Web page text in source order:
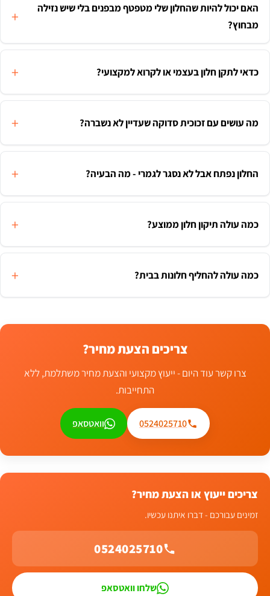
האם יכול להיות שהחלון שלי מטפטף מבפנים בלי שיש נזילה
מבחוץ?
כדאי לתקן חלון בעצמי או לקרוא למקצועי?
מה עושים עם זכוכית סדוקה שעדיין לא נשברה?
החלון נפתח אבל לא נסגר לגמרי - מה הבעיה?
כמה עולה תיקון חלון ממוצע?
כמה עולה להחליף חלונות בבית?
צריכים הצעת מחיר?
צרו קשר עוד היום - ייעוץ מקצועי והצעת מחיר משתלמת, ללא
התחייבות.
0524025710 וואטסאפ
צריכים ייעוץ או הצעת מחיר?
זמינים עבורכם - דברו איתנו עכשיו.
0524025710
שלחו וואטסאפ